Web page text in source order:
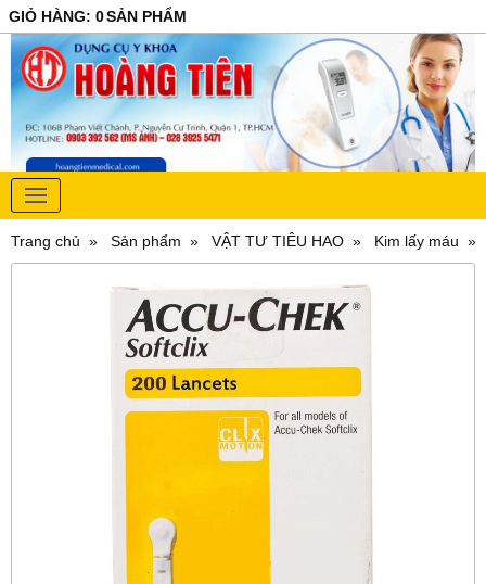
GIỎ HÀNG: 0SẢN PHẨM
Trang chủ Sản phẩm VẬT TƯ TIÊU HAO Kim lấy máu